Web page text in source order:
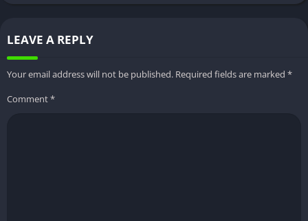
İnat Box nedir?
koleksiyonu sunan popüler bir yayın platformudur. Aksiyon,
LEAVE A REPLY
Your email address will not be published. Required fields are marked *
Comment*